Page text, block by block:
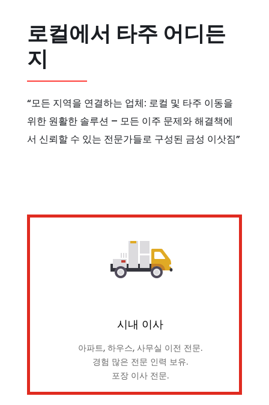
로컬에서 타주 어디든
지
“모든 지역을 연결하는 업체: 로컬 및 타주 이동을
위한 원활한 솔루션 – 모든 이주 문제와 해결책에
서 신뢰할 수 있는 전문가들로 구성된 금성 이삿짐”
시내 이사
아파트, 하우스, 사무실 이전 전문.
경험 많은 전문 인력 보유.
포장 이사 전문.